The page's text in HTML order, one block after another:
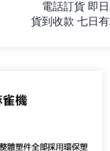
電話訂貨 即
貨到收款 七日